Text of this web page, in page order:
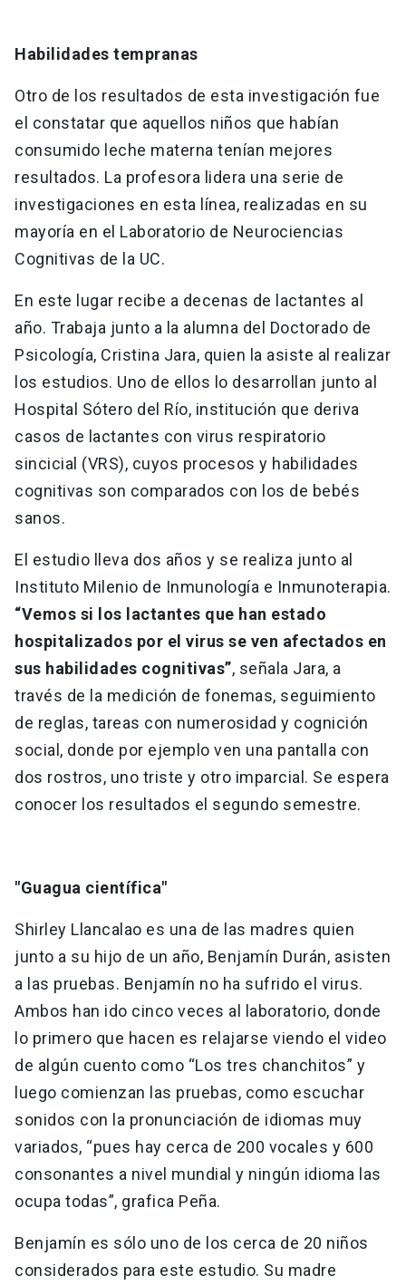
Habilidades tempranas
Otro de los resultados de esta investigación fue
el constatar que aquellos niños que habían
consumido leche materna tenían mejores
resultados. La profesora lidera una serie de
investigaciones en esta línea, realizadas en su
mayoría en el Laboratorio de Neurociencias
Cognitivas de la UC.
En este lugar recibe a decenas de lactantes al
año. Trabaja junto a la alumna del Doctorado de
Psicología, Cristina Jara, quien la asiste al realizar
los estudios. Uno de ellos lo desarrollan junto al
Hospital Sótero del Río, institución que deriva
casos de lactantes con virus respiratorio
sincicial (VRS), cuyos procesos y habilidades
cognitivas son comparados con los de bebés
sanos.
El estudio lleva dos años y se realiza junto al
Instituto Milenio de Inmunología e Inmunoterapia.
“Vemos si los lactantes que han estado
hospitalizados por el virus se ven afectados en
sus habilidades cognitivas”, señala Jara, a
través de la medición de fonemas, seguimiento
de reglas, tareas con numerosidad y cognición
social, donde por ejemplo ven una pantalla con
dos rostros, uno triste y otro imparcial. Se espera
conocer los resultados el segundo semestre.
"Guagua científica"
Shirley Llancalao es una de las madres quien
junto a su hijo de un año, Benjamín Durán, asisten
a las pruebas. Benjamín no ha sufrido el virus.
Ambos han ido cinco veces al laboratorio, donde
lo primero que hacen es relajarse viendo el video
de algún cuento como “Los tres chanchitos” y
luego comienzan las pruebas, como escuchar
sonidos con la pronunciación de idiomas muy
variados, “pues hay cerca de 200 vocales y 600
consonantes a nivel mundial y ningún idioma las
ocupa todas”, grafica Peña.
Benjamín es sólo uno de los cerca de 20 niños
considerados para este estudio. Su madre